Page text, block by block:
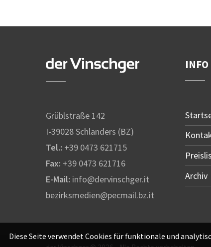
Grüblstraße 142
I-39028 Schlanders (BZ)
Tel.: +39 0473 621715
Fax: +39 0473 621716
E-Mail: info@dervinschger.it
bezirksmedien@pecmail.bz.it
INFO
Archiv
Diese Seite verwendet Cookies für funktionale und